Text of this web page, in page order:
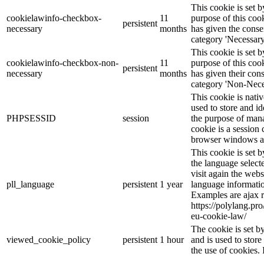
cookielawinfo-checkbox-
necessary
persistent
11
months
This cookie is set
purpose of this
has given the
category
cookielawinfo-checkbox-non-
necessary
persistent
11
months
This cookie is set
purpose of this
has given their
category 'Non-
PHPSESSID session
This cookie is
used to store and
the purpose of
cookie is a session
browser windows
pll_language persistent 1 year
This cookie is set
the language
visit again the
language
Examples are ajax
https://
eu-cookie-law/
viewed_cookie_policy persistent 1 hour
The cookie is set
and is used to
the use of cookies.